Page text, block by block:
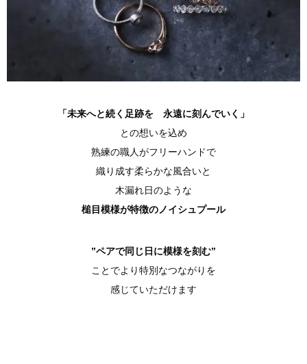
「未来へと続く足跡を 永遠に刻んでいく」
との想いを込め
熟練の職人がフリーハンドで
織り成す柔らかな風合いと
木漏れ日のような
槌目模様が特徴のノイシュプール
”ペアで同じ日に模様を刻む”
ことでより特別なつながりを
感じていただけます